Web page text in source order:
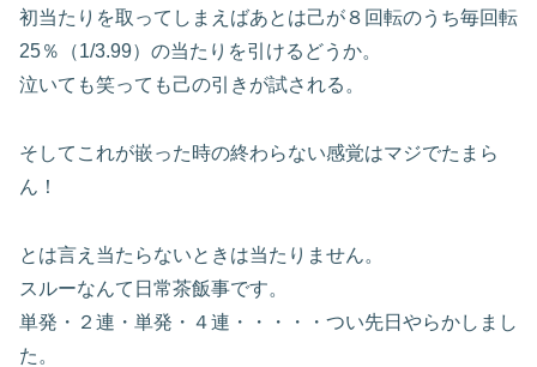
初当たりを取ってしまえばあとは己が８回転のうち毎回転
25％（1/3.99）の当たりを引けるどうか。
泣いても笑っても己の引きが試される。
そしてこれが嵌った時の終わらない感覚はマジでたまら
ん！
とは言え当たらないときは当たりません。
スルーなんて日常茶飯事です。
単発・２連・単発・４連・・・・・つい先日やらかしまし
た。